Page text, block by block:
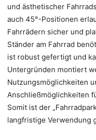
und ästhetischer
auch 45°-Positionen
Fahrrädern sicher und
Ständer am Fahrrad
ist robust gefertigt und
Untergründen montiert
Nutzungsmöglichkeiten
Anschließmöglichkeiten
Somit ist der
langfristige Verwendung